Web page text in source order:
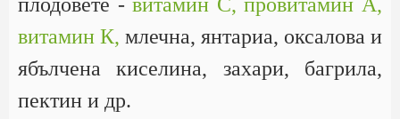
витамин К, млечна, янтариа, оксалова и
ябълчена киселина, захари, багрила,
пектин и др.